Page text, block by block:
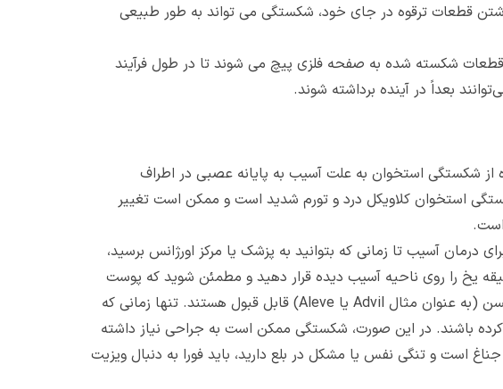
قطعات ترقوه در جای خود، شکستگی می تواند به طور طبیعی
قطعات شکسته شده به صفحه فلزی پیچ می شوند تا در طول فرآیند
بعداً در آینده برداشته شوند.
شکستگی استخوان به علت آسیب به پایانه عصبی در اطراف
استخوان کلاویکل درد و تورم شدید است و ممکن است تغییر
آسیب تا زمانی که بتوانید به پزشک یا مرکز اورژانس برسید،
کردن بازو و شانه با نگه داشتن بازو نزدیک بدن با بازوی دیگر است. شما باید هر بار 20 تا 30 دقیقه یخ را روی ناحیه آسیب دیده قرار دهید و مطمئن شوید که پوست
نمیسوزد. داروهای ضد درد مانند تایلنول یا داروهای غیر استروئیدی بدون نسخه مانند ایبوپروفن یا ناپروکسن (به عنوان مثال Advil یا Aleve) قابل قبول هستند. تنها زمانی که
باشند. در این صورت، شکستگی ممکن است به جراحی نیاز داشته
است و تنگی نفس یا مشکل در بلع دارید، باید فورا به دنبال ویزیت